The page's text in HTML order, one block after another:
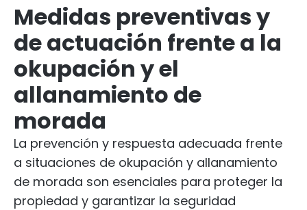
Medidas preventivas y
de actuación frente a la
okupación y el
allanamiento de
morada
La prevención y respuesta adecuada frente
a situaciones de okupación y allanamiento
de morada son esenciales para proteger la
propiedad y garantizar la seguridad